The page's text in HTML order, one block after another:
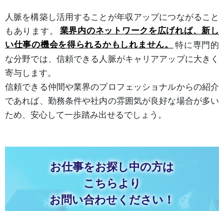
人脈を構築し活用することが年収アップにつながること
もあります。
業界内のネットワークを広げれば、新し
い仕事の機会を得られるかもしれません。
特に専門的
な分野では、信頼できる人脈がキャリアアップに大きく
寄与します。
信頼できる仲間や業界のプロフェッショナルからの紹介
であれば、勤務条件や社内の雰囲気が良好な場合が多い
ため、安心して一歩踏み出せるでしょう。
お仕事をお探し中の方は
こちらより
お問い合わせください！